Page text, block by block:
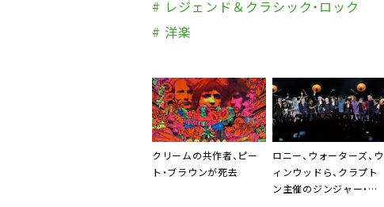
# レジェンド＆クラシック・ロック
# 洋楽
クリームの共作者、ピー
ト・ブラウンが死去
ロニー、 ウォーターズ、 ウ
ィンウッド ら、クラプト
ン主催のジンジャー・ベ